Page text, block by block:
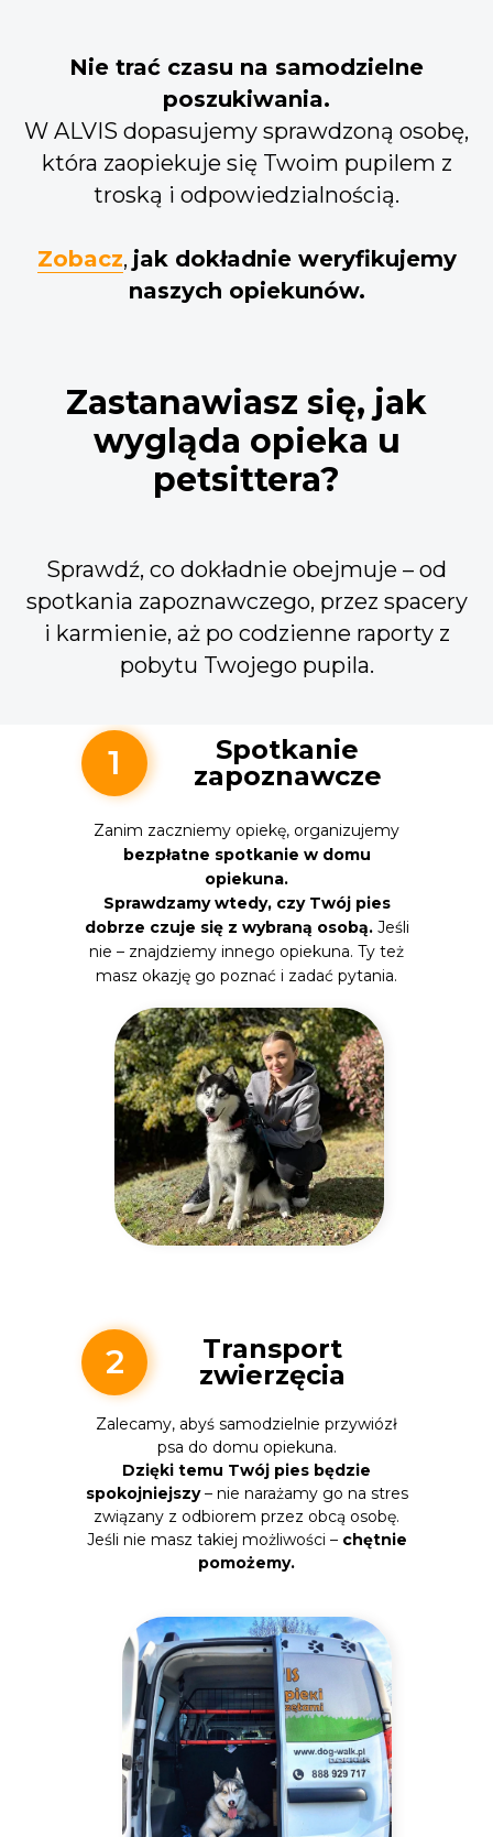
Nie trać czasu na samodzielne
poszukiwania.
W ALVIS dopasujemy sprawdzoną osobę,
która zaopiekuje się Twoim pupilem z
troską i odpowiedzialnością.
Zobacz, jak dokładnie weryfikujemy
naszych opiekunów.
Zastanawiasz się, jak
wygląda opieka u
petsittera?
Sprawdź, co dokładnie obejmuje – od
spotkania zapoznawczego, przez spacery
i karmienie, aż po codzienne raporty z
pobytu Twojego pupila.
2
Transport
zwierzęcia
Zalecamy, abyś samodzielnie przywiózł
psa do domu opiekuna.
Dzięki temu Twój pies będzie
spokojniejszy– nie narażamy go na stres
związany z odbiorem przez obcą osobę.
Jeśli nie masz takiej możliwości – chętnie
pomożemy.
Spotkanie
zapoznawcze
Zanim zaczniemy opiekę, organizujemy
bezpłatne spotkanie w domu
opiekuna.
Sprawdzamy wtedy, czy Twój pies
dobrze czuje się z wybraną osobą.Jeśli
nie – znajdziemy innego opiekuna. Ty też
masz okazję go poznać i zadać pytania.
1